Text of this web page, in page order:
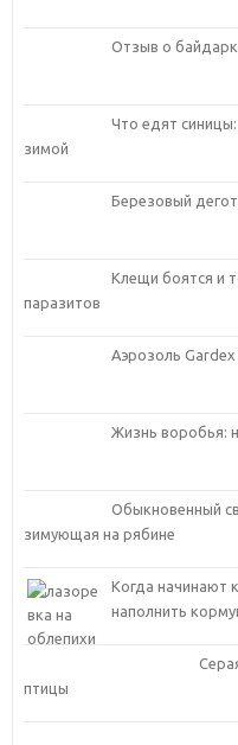
Отзыв о
Что едят
зимой
Березовый
Клещи боятся и
паразитов
Аэрозоль
Жизнь воробья:
Обыкновенный
зимующая на рябине
Когда начинают
наполнить
птицы